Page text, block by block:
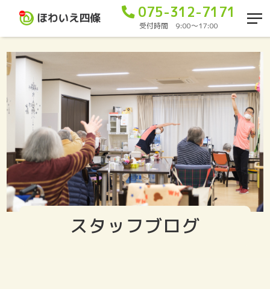
075-312-7171
受付時間 9:00〜17:00
スタッフブログ